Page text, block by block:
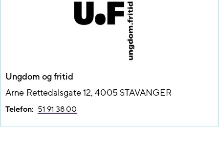
Ungdom og fritid
Arne Rettedalsgate 12, 4005 STAVANGER
Telefon: 51 91 38 00